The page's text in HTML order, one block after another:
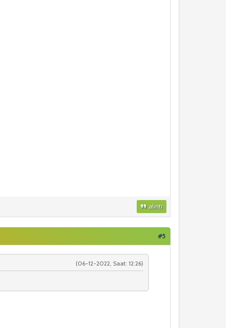
alıntı
#5
(06-12-2022, Saat: 12:26)